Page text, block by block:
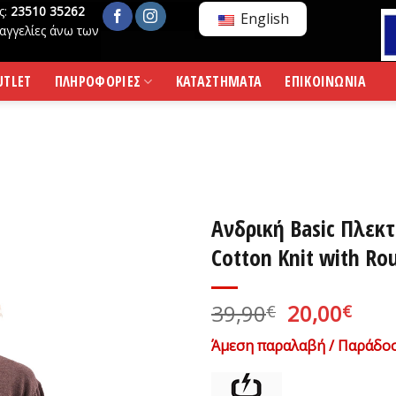
23510 35262
άνω των
English
ΠΛΗΡΟΦΟΡΙΕΣ ΚΑΤΑΣΤΗΜΑΤΑ ΕΠΙΚΟΙΝΩΝΙΑ
Ανδρική Basic
Cotton Knit with
39,90€ Original
price
was:
20,00€Η
τιμή
Άμεση παραλαβή /